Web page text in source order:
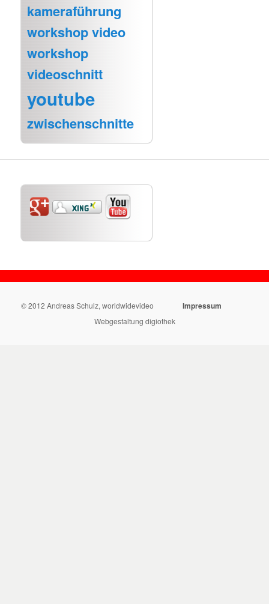
kameraführung
workshop video
workshop
videoschnitt
youtube
zwischenschnitte
© 2012 Andreas Schulz, worldwidevideo Impressum
Webgestaltung digiothek